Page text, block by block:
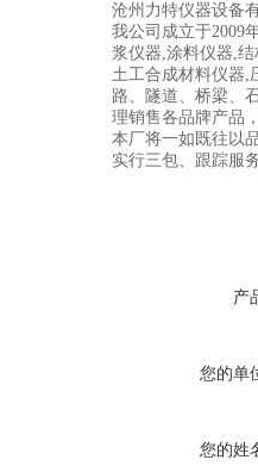
沧州力特仪器设备
我公司成立于2009
浆仪器,涂料仪器,
土工合成材料仪器,
路、隧道、桥梁、
理销售各品牌产品
本厂将一如既往以
实行三包、跟踪服
产
您的单
您的姓